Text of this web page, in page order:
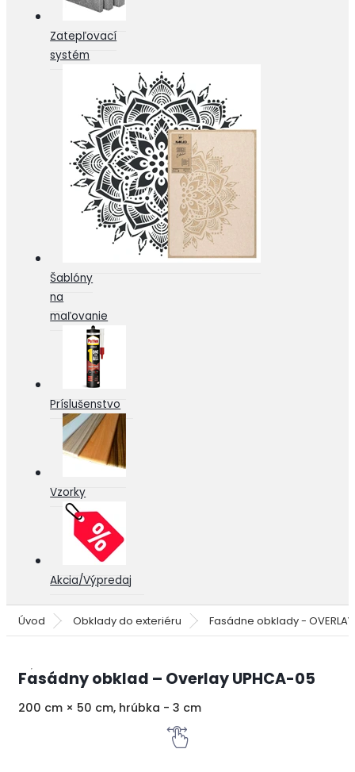
Zatepľovací
systém
Šablóny
na
maľovanie
Príslušenstvo
Vzorky
Akcia/Výpredaj
Úvod Obklady do exteriéru Fasádne obklady -
Fasádny obklad – Overlay UPHCA-05
200 cm × 50 cm, hrúbka - 3 cm